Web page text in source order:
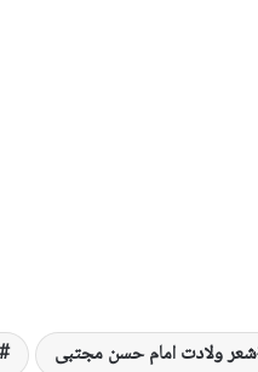
شعر ولادت امام حسن مجتبی